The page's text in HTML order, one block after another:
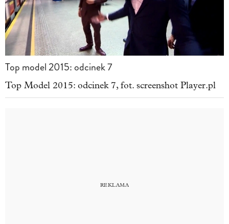
Top model 2015: odcinek 7
Top Model 2015: odcinek 7, fot. screenshot Player.pl